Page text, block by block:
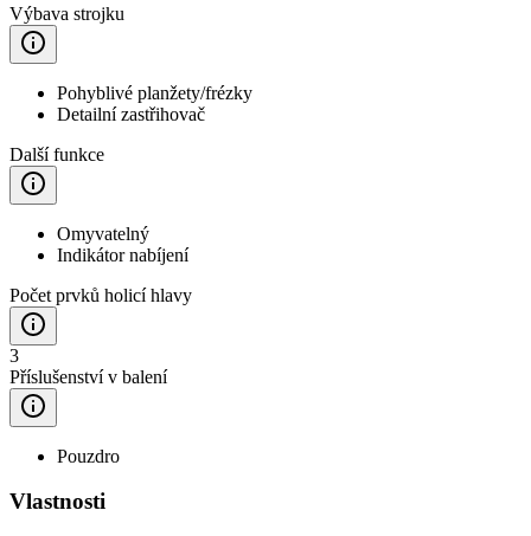
Výbava strojku
Pohyblivé planžety/frézky
Detailní zastřihovač
Další funkce
Omyvatelný
Indikátor nabíjení
Počet prvků holicí hlavy
3
Příslušenství v balení
Pouzdro
Vlastnosti